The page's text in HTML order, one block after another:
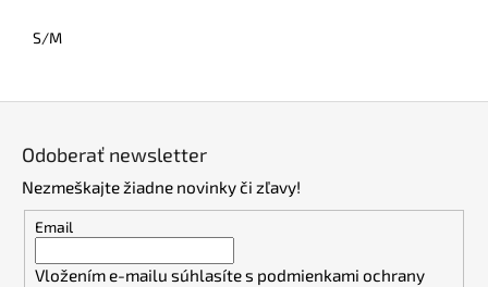
S/M
Odoberať newsletter
Nezmeškajte žiadne novinky či zľavy!
Email
Vložením e-mailu súhlasíte s podmienkami ochrany